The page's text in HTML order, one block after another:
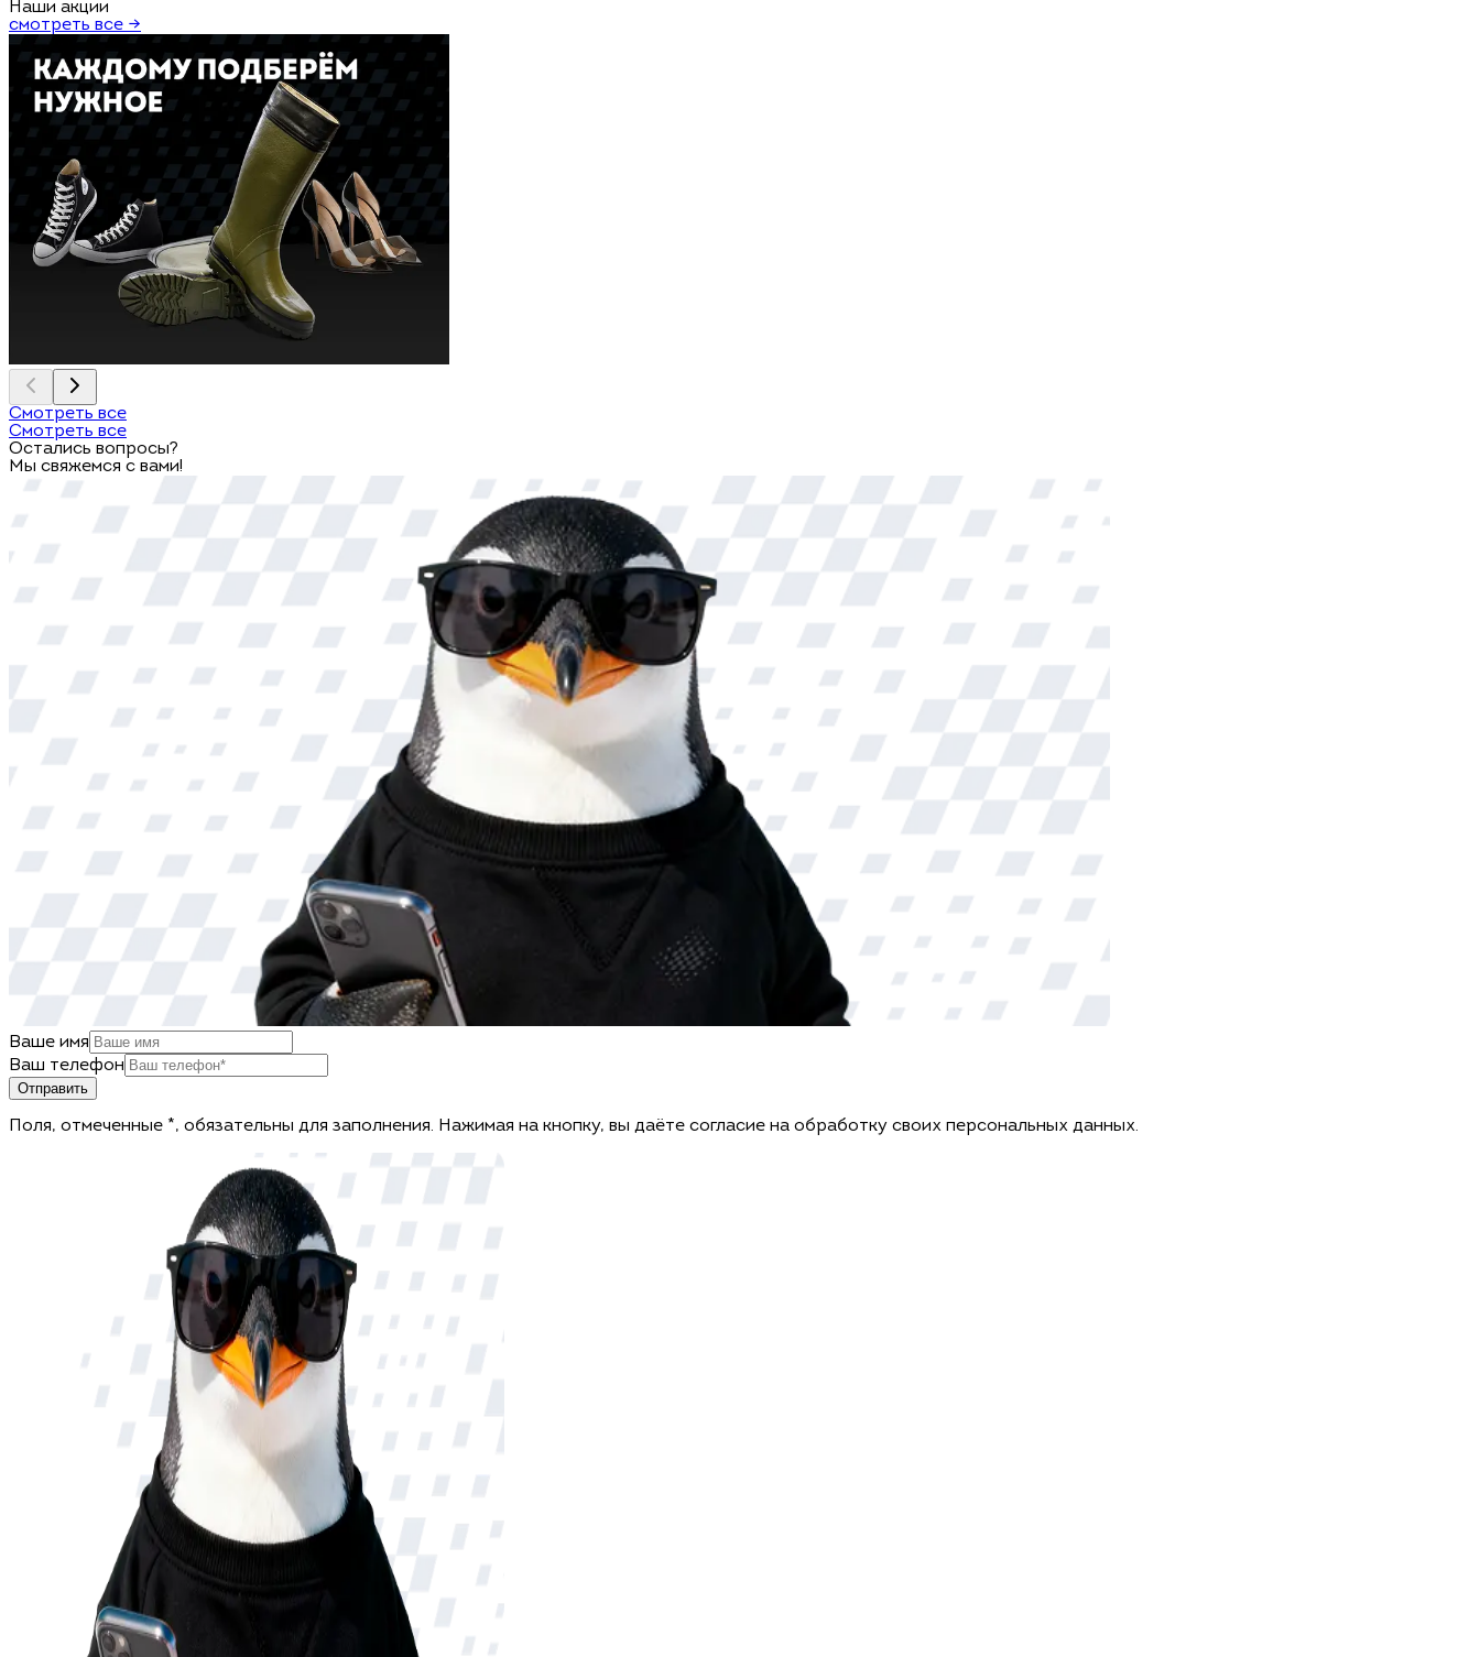
Наши акции
смотреть все →
Смотреть все
Смотреть все
Остались вопросы?
Мы свяжемся с вами!
Ваше имя
Ваш телефон
Отправить
Поля, отмеченные *, обязательны для заполнения. Нажимая на кнопку, вы даёте согласие на обработку своих персональных данных.